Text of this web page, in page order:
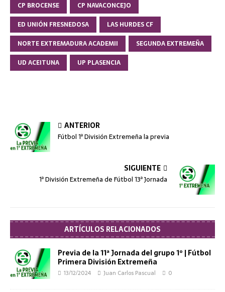
CP BROCENSE
CP NAVACONCEJO
ED UNIÓN FRESNEDOSA
LAS HURDES CF
NORTE EXTREMADURA ACADEMII
SEGUNDA EXTREMEÑA
UD ACEITUNA
UP PLASENCIA
ANTERIOR
Fútbol 1ª División Extremeña la previa
SIGUIENTE
1ª División Extremeña de Fútbol 13ª Jornada
ARTÍCULOS RELACIONADOS
Previa de la 11ª Jornada del grupo 1º | Fútbol
Primera División Extremeña
13/12/2024 Juan Carlos Pascual 0